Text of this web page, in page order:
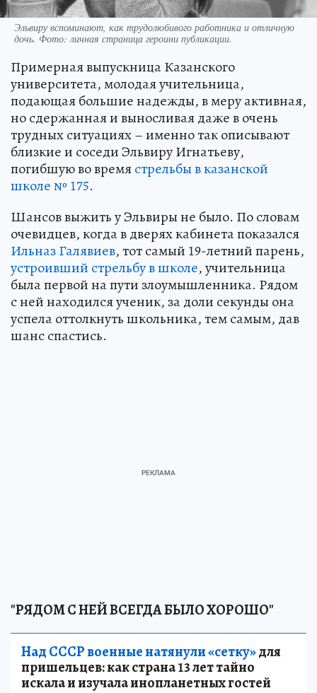
Эльвиру вспоминают, как трудолюбивого работника и отличную
дочь. Фото: личная страница героини публикации.
Примерная выпускница Казанского
университета, молодая учительница,
подающая большие надежды, в меру активная,
но сдержанная и выносливая даже в очень
трудных ситуациях – именно так описывают
близкие и соседи Эльвиру Игнатьеву,
погибшую во времястрельбы в казанской
школе № 175.
Шансов выжить у Эльвиры не было. По словам
очевидцев, когда в дверях кабинета показался
Ильназ Галявиев, тот самый 19-летний парень,
устроивший стрельбу в школе, учительница
была первой на пути злоумышленника. Рядом
с ней находился ученик, за доли секунды она
успела оттолкнуть школьника, тем самым, дав
шанс спастись.
"РЯДОМ С НЕЙ ВСЕГДА БЫЛО ХОРОШО"
Над СССР военные натянули «сетку»для
пришельцев: как страна 13 лет тайно
искала и изучала инопланетных гостей